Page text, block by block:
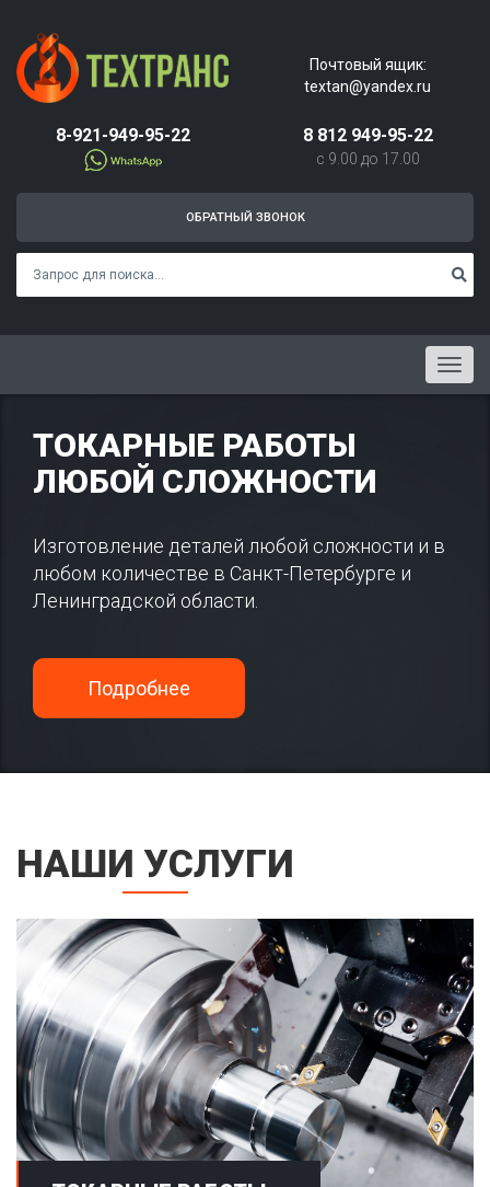
Почтовый ящик:
textan@yandex.ru
8-921-949-95-22 8 812 949-95-22
с 9.00 до 17.00
ОБРАТНЫЙ ЗВОНОК
Menu
ТОКАРНЫЕ РАБОТЫ
ЛЮБОЙ СЛОЖНОСТИ
Изготовление деталей любой сложности и в
любом количестве в Санкт-Петербурге и
Ленинградской области.
Подробнее
НАШИ УСЛУГИ